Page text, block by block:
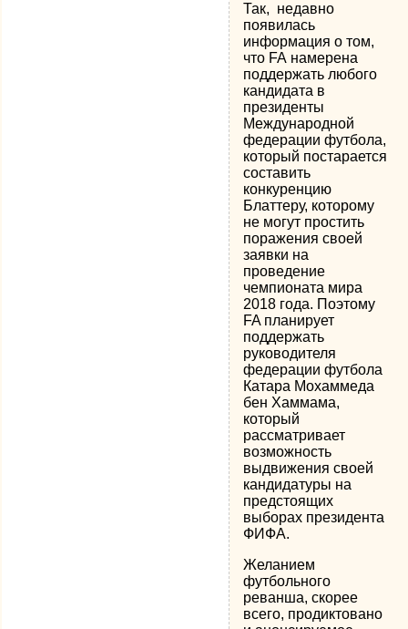
Так, недавно
появилась
информация о том,
что FA намерена
поддержать любого
кандидата в
президенты
Международной
федерации футбола,
который постарается
составить
конкуренцию
Блаттеру, которому
не могут простить
поражения своей
заявки на
проведение
чемпионата мира
2018 года. Поэтому
FA планирует
поддержать
руководителя
федерации футбола
Катара Мохаммеда
бен Хаммама,
который
рассматривает
возможность
выдвижения своей
кандидатуры на
предстоящих
выборах президента
ФИФА.
Желанием
футбольного
реванша, скорее
всего, продиктовано